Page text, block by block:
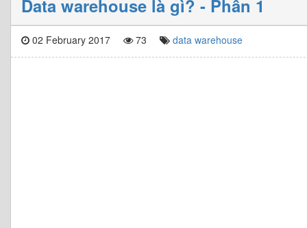
Data warehouse là gì? - Phần 1
02 February 2017 73 data warehouse